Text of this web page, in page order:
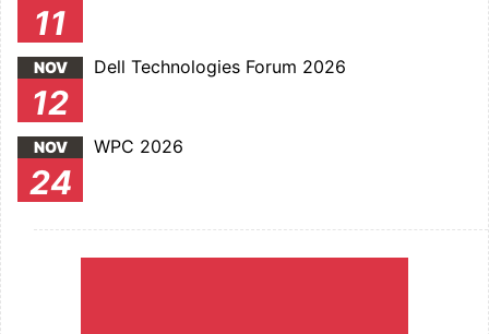
11
NOV
12
Dell Technologies Forum 2026
NOV
24
WPC 2026